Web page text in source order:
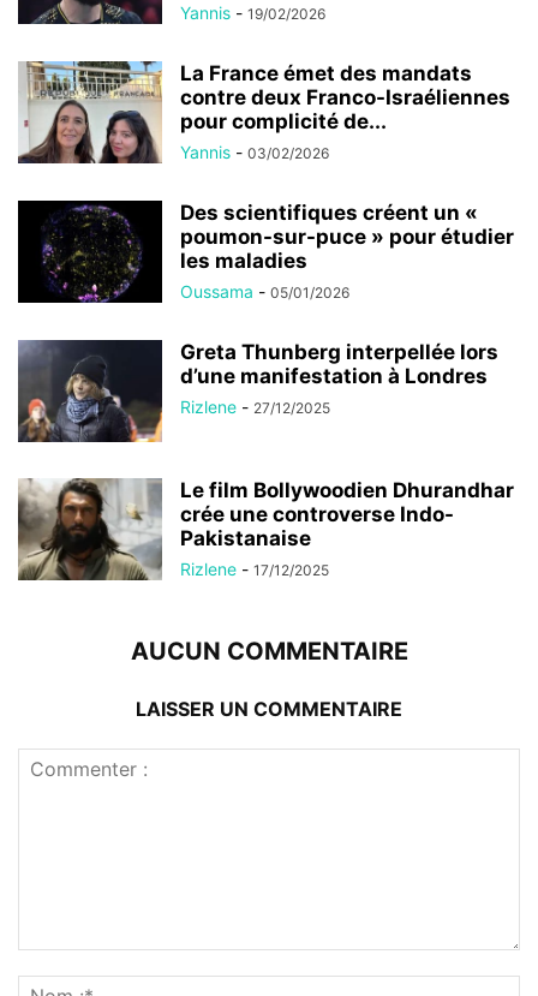
Yannis - 19/02/2026
La France émet des mandats
contre deux Franco-Israéliennes
pour complicité de...
Yannis - 03/02/2026
Des scientifiques créent un «
poumon-sur-puce » pour étudier
les maladies
Oussama - 05/01/2026
Greta Thunberg interpellée lors
d’une manifestation à Londres
Rizlene - 27/12/2025
Le film Bollywoodien Dhurandhar
crée une controverse Indo-
Pakistanaise
Rizlene - 17/12/2025
AUCUN COMMENTAIRE
LAISSER UN COMMENTAIRE